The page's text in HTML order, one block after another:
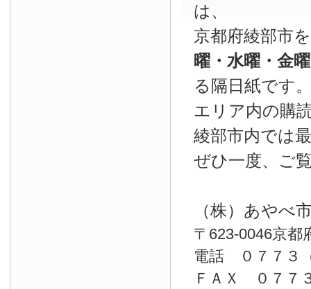
は、
京都府綾部市
曜・水曜・金
る隔日紙です
エリア内の購
綾部市内では
ぜひ一度、ご
（株）あやべ
〒623-0046京都
電話 ０７７
ＦＡＸ ０７７